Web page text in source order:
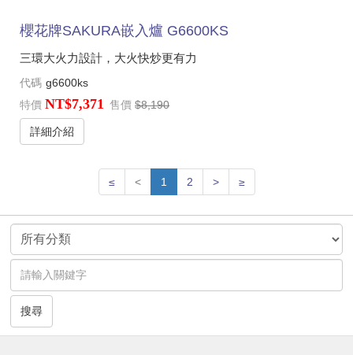
櫻花牌SAKURA嵌入爐 G6600KS
三環大火力設計，大火快炒更有力
代碼 g6600ks
特價 NT$7,371 售價 $8,190
詳細介紹
≤ < 1 2 > ≥
搜尋